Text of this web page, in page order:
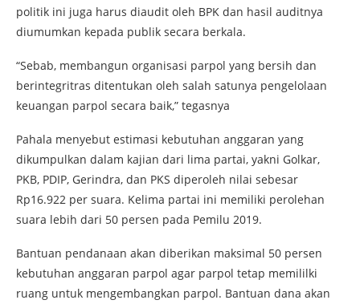
politik ini juga harus diaudit oleh BPK dan hasil auditnya
diumumkan kepada publik secara berkala.
“Sebab, membangun organisasi parpol yang bersih dan
berintegritras ditentukan oleh salah satunya pengelolaan
keuangan parpol secara baik,” tegasnya
Pahala menyebut estimasi kebutuhan anggaran yang
dikumpulkan dalam kajian dari lima partai, yakni Golkar,
PKB, PDIP, Gerindra, dan PKS diperoleh nilai sebesar
Rp16.922 per suara. Kelima partai ini memiliki perolehan
suara lebih dari 50 persen pada Pemilu 2019.
Bantuan pendanaan akan diberikan maksimal 50 persen
kebutuhan anggaran parpol agar parpol tetap memililki
ruang untuk mengembangkan parpol. Bantuan dana akan